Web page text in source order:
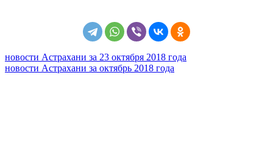
новости Астрахани за 23 октября 2018 года
новости Астрахани за октябрь 2018 года